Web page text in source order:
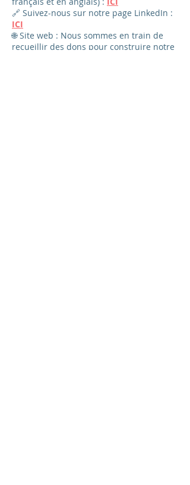
🔗 Suivez-nous sur notre page LinkedIn :
ICI
🌐 Site web : Nous sommes en train de
recueillir des dons pour construire notre